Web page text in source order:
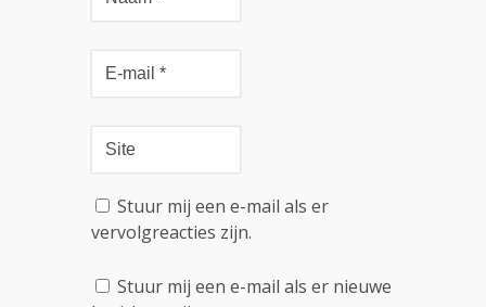
Stuur mij een e-mail als er
vervolgreacties zijn.
Stuur mij een e-mail als er nieuwe